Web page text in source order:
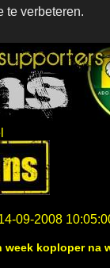
te verbeteren.
09-2008
week koploper na